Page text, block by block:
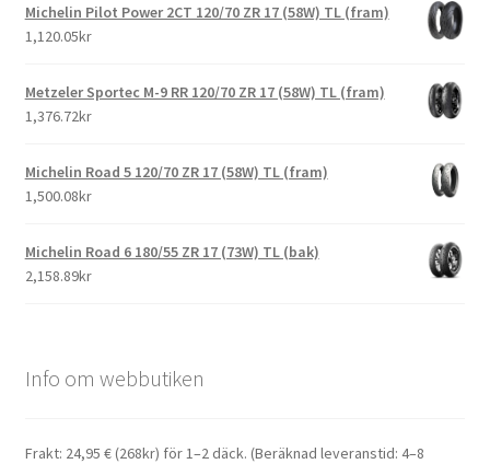
Michelin Pilot Power 2CT 120/70 ZR 17 (58W) TL (fram)
1,120.05kr
Metzeler Sportec M-9 RR 120/70 ZR 17 (58W) TL (fram)
1,376.72kr
Michelin Road 5 120/70 ZR 17 (58W) TL (fram)
1,500.08kr
Michelin Road 6 180/55 ZR 17 (73W) TL (bak)
2,158.89kr
Info om webbutiken
Frakt: 24,95 € (268kr) för 1–2 däck. (Beräknad leveranstid: 4–8